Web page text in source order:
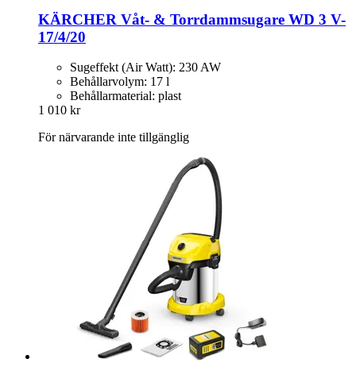
KÄRCHER Våt-​ & Torrdammsugare WD 3 V-​
17/4/20
Sugeffekt (Air Watt): 230 AW
Behållarvolym: 17 l
Behållarmaterial: plast
1 010 kr
För närvarande inte tillgänglig